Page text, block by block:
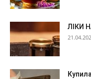
ЛІКИ